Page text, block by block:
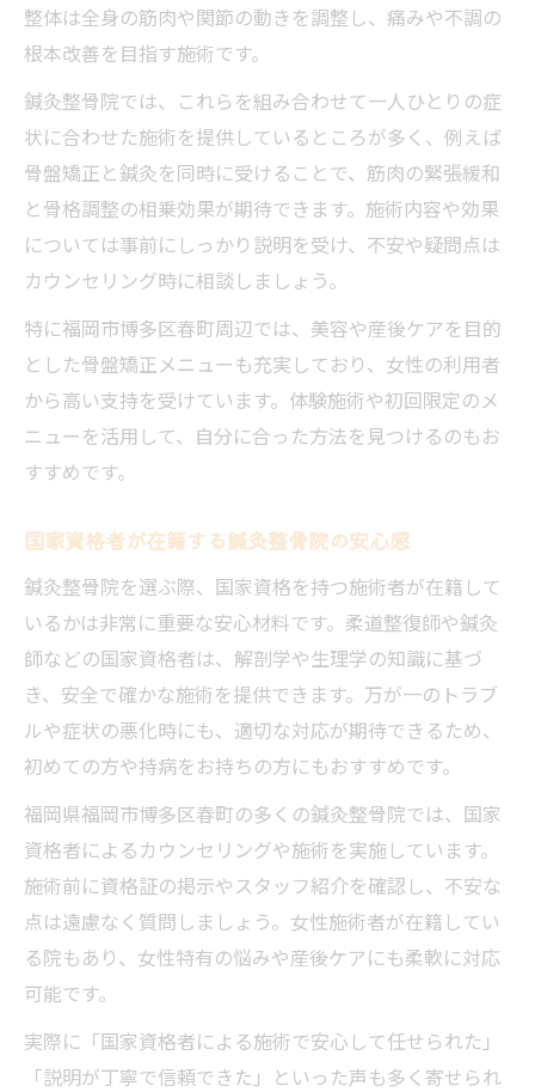
整体は全身の筋肉や関節の動きを調整し、痛みや不調の
根本改善を目指す施術です。
鍼灸整骨院では、これらを組み合わせて一人ひとりの症
状に合わせた施術を提供しているところが多く、例えば
骨盤矯正と鍼灸を同時に受けることで、筋肉の緊張緩和
と骨格調整の相乗効果が期待できます。施術内容や効果
については事前にしっかり説明を受け、不安や疑問点は
カウンセリング時に相談しましょう。
特に福岡市博多区春町周辺では、美容や産後ケアを目的
とした骨盤矯正メニューも充実しており、女性の利用者
から高い支持を受けています。体験施術や初回限定のメ
ニューを活用して、自分に合った方法を見つけるのもお
すすめです。
国家資格者が在籍する鍼灸整骨院の安心感
鍼灸整骨院を選ぶ際、国家資格を持つ施術者が在籍して
いるかは非常に重要な安心材料です。柔道整復師や鍼灸
師などの国家資格者は、解剖学や生理学の知識に基づ
き、安全で確かな施術を提供できます。万が一のトラブ
ルや症状の悪化時にも、適切な対応が期待できるため、
初めての方や持病をお持ちの方にもおすすめです。
福岡県福岡市博多区春町の多くの鍼灸整骨院では、国家
資格者によるカウンセリングや施術を実施しています。
施術前に資格証の掲示やスタッフ紹介を確認し、不安な
点は遠慮なく質問しましょう。女性施術者が在籍してい
る院もあり、女性特有の悩みや産後ケアにも柔軟に対応
可能です。
実際に「国家資格者による施術で安心して任せられた」
「説明が丁寧で信頼できた」といった声も多く寄せられ